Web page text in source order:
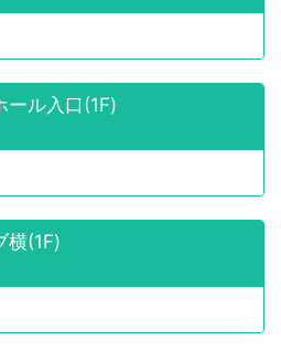
ール入口(1F)
横(1F)